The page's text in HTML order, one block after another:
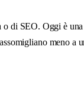
di SEO. Oggi è
meno a